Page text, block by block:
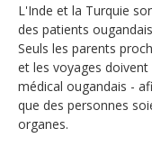
L'Inde et la Turquie
des patients
Seuls les parents
et les voyages
médical ougandais -
que des personnes
organes.